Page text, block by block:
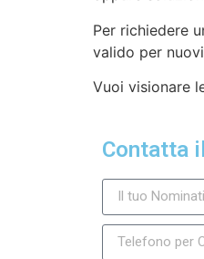
Per richiedere
valido per
Vuoi visionare
Contatta